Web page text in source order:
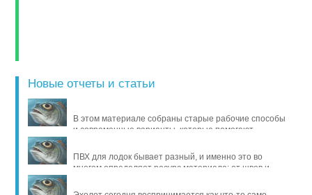
Новые отчеты и статьи
В этом материале собраны старые рабочие способы
и современные варианты, которые помогают
ПВХ для лодок бывает разный, и именно это во
многом определяет ресурс материала: от швов и